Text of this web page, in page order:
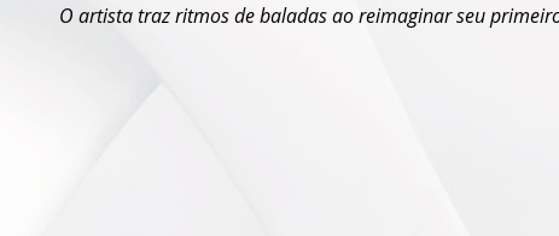
O artista traz ritmos de baladas ao reimaginar seu